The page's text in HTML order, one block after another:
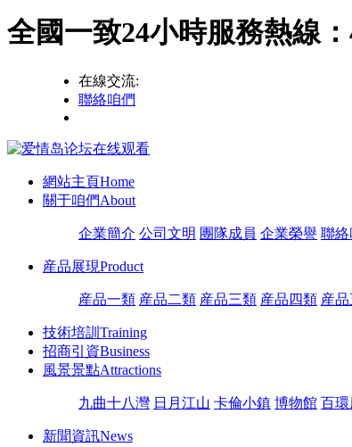
全國一致24小時服務熱線：
在線交流:
聯絡咱們
網站主頁Home
關于咱們About
企業簡介 公司文明 團隊成員 企業榮譽 聯絡
産品展現Product
産品一類 産品二類 産品三類 産品四類 産
技術培訓 Training
招商引資Business
風景景點Attractions
九曲十八灣 日月江山 卡倫小鎮 博物館 百
新聞資訊News